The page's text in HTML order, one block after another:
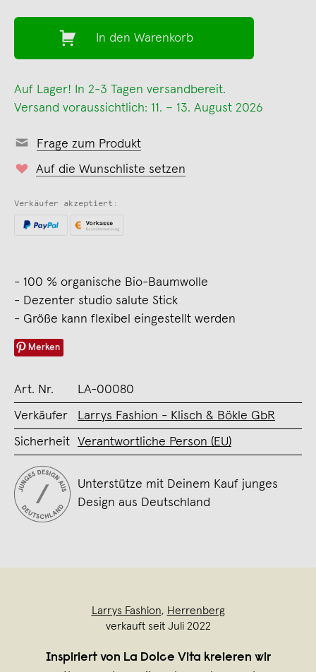
In den Warenkorb
Auf Lager! In 2-3 Tagen versandbereit.
Versand voraussichtlich: 11. – 13. August 2026
Frage zum Produkt
Auf die Wunschliste setzen
Verkäufer akzeptiert:
- 100 % organische Bio-Baumwolle
- Dezenter studio salute Stick
- Größe kann flexibel eingestellt werden
Merken
Art. Nr. LA-00080
Verkäufer Larrys Fashion - Klisch & Bökle GbR
Sicherheit Verantwortliche Person (EU)
Unterstütze mit Deinem Kauf junges
Design aus Deutschland
Larrys Fashion, Herrenberg
verkauft seit Juli 2022
Inspiriert von La Dolce Vita kreieren wir